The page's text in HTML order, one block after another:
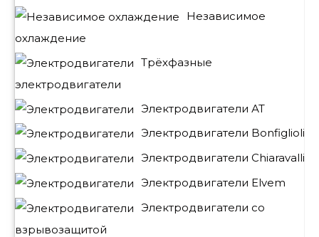
Независимое
охлаждение
Трёхфазные
электродвигатели
Электродвигатели АТ
Электродвигатели Bonfiglioli
Электродвигатели Chiaravalli
Электродвигатели Elvem
Электродвигатели со
взрывозащитой